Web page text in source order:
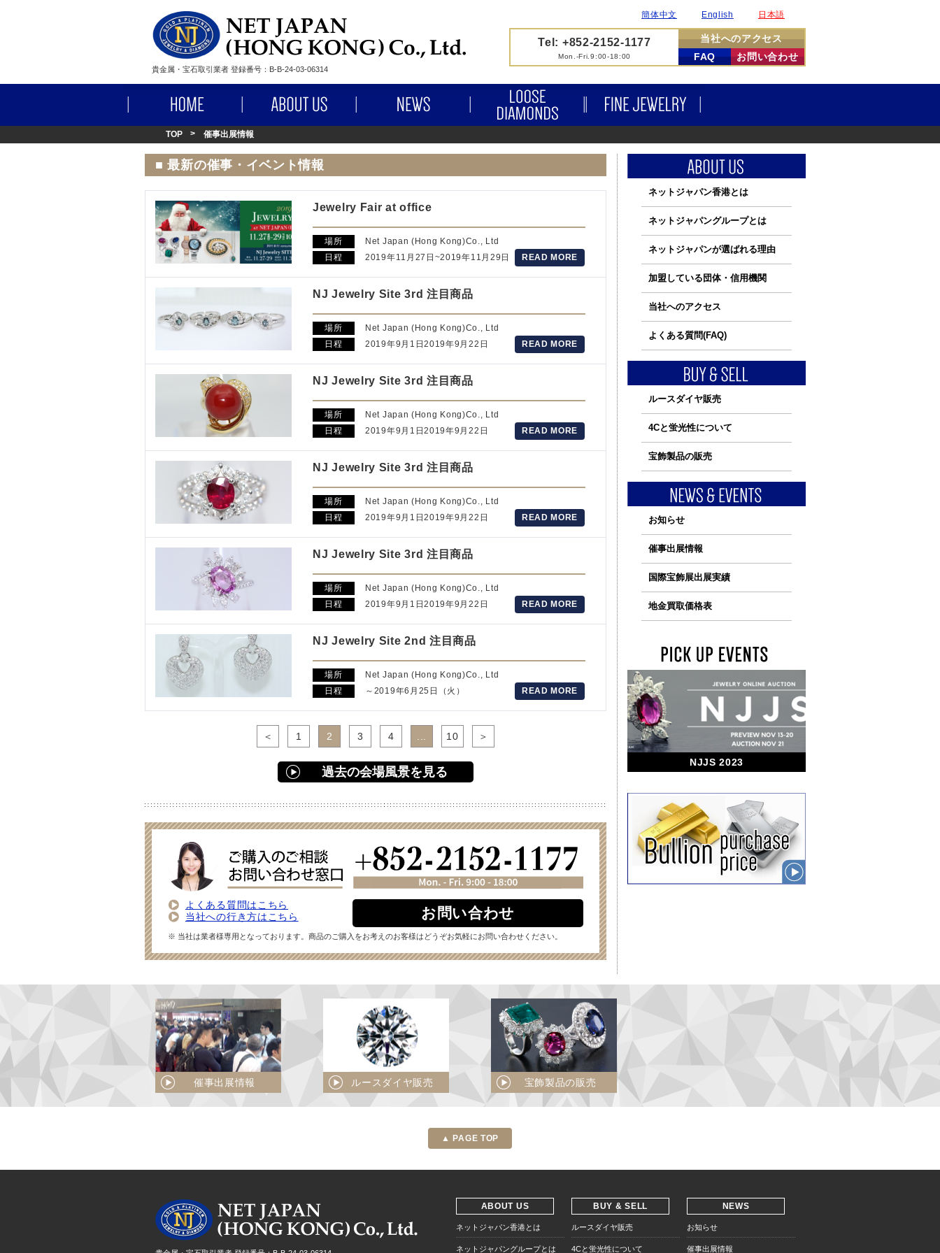
貴金属・宝石取引業者 登録番号：B-B-24-03-06314
簡体中文 English 日本語
Tel: +852-2152-1177
Mon.-Fri.9:00-18:00
当社へのアクセス
FAQ
お問い合わせ
TOP 催事出展情報
■ 最新の催事・イベント情報
Jewelry Fair at office
場所
Net Japan (Hong Kong)Co., Ltd
日程
2019年11月27日~2019年11月29日 READ MORE
NJ Jewelry Site 3rd 注目商品
場所
Net Japan (Hong Kong)Co., Ltd
日程
2019年9月1日2019年9月22日 READ MORE
NJ Jewelry Site 3rd 注目商品
場所
Net Japan (Hong Kong)Co., Ltd
日程
2019年9月1日2019年9月22日 READ MORE
NJ Jewelry Site 3rd 注目商品
場所
Net Japan (Hong Kong)Co., Ltd
日程
2019年9月1日2019年9月22日 READ MORE
NJ Jewelry Site 3rd 注目商品
場所
Net Japan (Hong Kong)Co., Ltd
日程
2019年9月1日2019年9月22日 READ MORE
NJ Jewelry Site 2nd 注目商品
場所
Net Japan (Hong Kong)Co., Ltd
日程
～2019年6月25日（火） READ MORE
＜ 1 2 3 4 10 ＞
過去の会場風景を見る
よくある質問はこちら
当社への行き方はこちら
お問い合わせ
※ 当社は業者様専用となっております。商品のご購入をお考えのお客様はどうぞお気軽にお問い合わせください。
ネットジャパン香港とは
ネットジャパングループとは
ネットジャパンが選ばれる理由
加盟している団体・信用機関
当社へのアクセス
よくある質問(FAQ)
ルースダイヤ販売
4Cと蛍光性について
宝飾製品の販売
お知らせ
催事出展情報
国際宝飾展出展実績
地金買取価格表
NJJS 2023
催事出展情報 ルースダイヤ販売 宝飾製品の販売
▲ PAGE TOP
ABOUT US
ネットジャパン香港とは
ネットジャパングループとは
BUY & SELL
ルースダイヤ販売
4Cと蛍光性について
NEWS
お知らせ
催事出展情報